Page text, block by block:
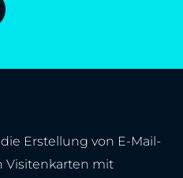
Erstellung von E-Mail-
Visitenkarten mit